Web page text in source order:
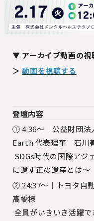
▼ アーカイブ動画の視
＞動画を視聴する
登壇内容
① 4:36〜｜公益財団
Earth 代表理事 石川
SDGs時代の国際アジ
に遺す正の遺産とは〜
② 24:37〜｜トヨタ自
高橋様
全員がいきいき活躍